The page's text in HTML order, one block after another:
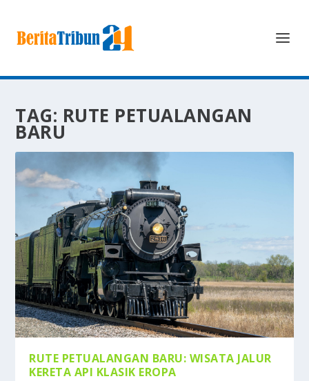
TAG: RUTE PETUALANGAN
BARU
RUTE PETUALANGAN BARU: WISATA JALUR
KERETA API KLASIK EROPA